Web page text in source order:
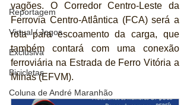
Reportagem
Virtual / Jogos
Exclusiva
Bicicletas
Coluna de André Maranhão
vagões. O Corredor Centro-Leste da
Ferrovia Centro-Atlântica (FCA) será a
rota para escoamento da carga, que
também contará com uma conexão
ferroviária na Estrada de Ferro Vitória a
Minas (EFVM).